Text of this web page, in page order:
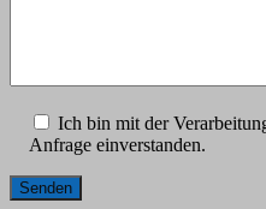
Ich bin mit der
Anfrage einverstanden.